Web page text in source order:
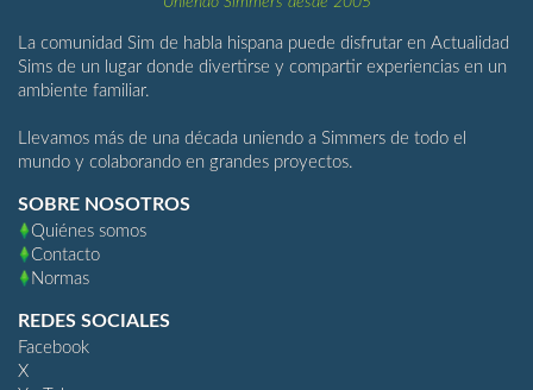
La comunidad Sim de habla hispana puede disfrutar en Actualidad
Sims de un lugar donde divertirse y compartir experiencias en un
ambiente familiar.
Llevamos más de una década uniendo a Simmers de todo el
mundo y colaborando en grandes proyectos.
SOBRE NOSOTROS
Quiénes somos
Contacto
Normas
REDES SOCIALES
Facebook
X